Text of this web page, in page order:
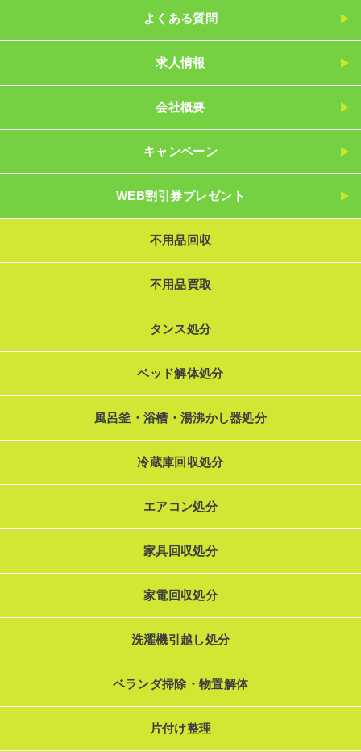
よくある質問
求人情報
会社概要
キャンペーン
WEB割引券プレゼント
不用品回収
不用品買取
タンス処分
ベッド解体処分
風呂釜・浴槽・湯沸かし器処分
冷蔵庫回収処分
エアコン処分
家具回収処分
家電回収処分
洗濯機引越し処分
ベランダ掃除・物置解体
片付け整理